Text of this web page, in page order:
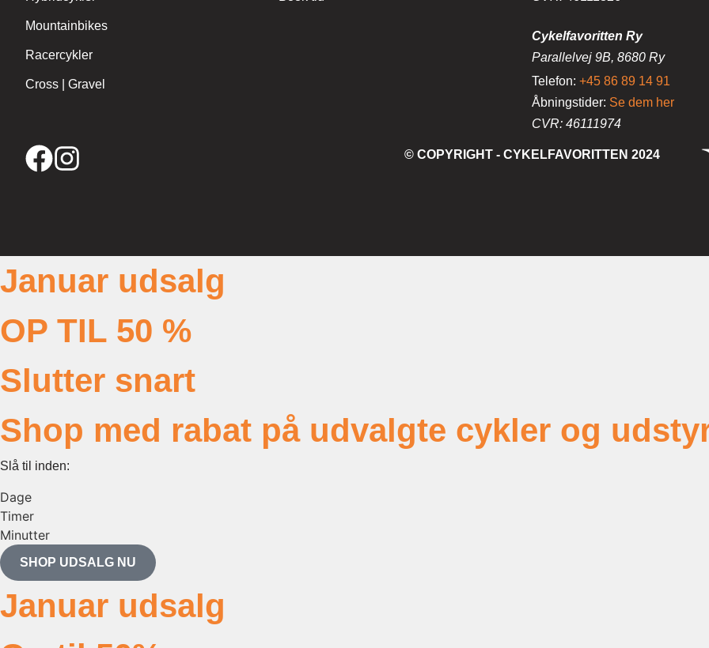
Mountainbikes
Racercykler
Cross | Gravel
Cykelfavoritten Ry
Parallelvej 9B, 8680 Ry
Telefon: +45 86 89 14 91
Åbningstider: Se dem her
CVR: 46111974
© COPYRIGHT - CYKELFAVORITTEN 2024
Januar udsalg
OP TIL 50 %
Slutter snart
Shop med rabat på udvalgte cykler og
Slå til inden:
Dage
Timer
Minutter
SHOP UDSALG NU
Januar udsalg